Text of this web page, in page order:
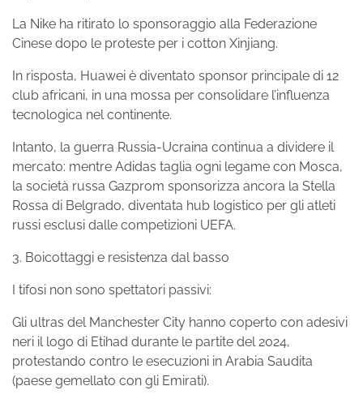
La Nike ha ritirato lo sponsoraggio alla Federazione
Cinese dopo le proteste per i cotton Xinjiang.
In risposta, Huawei è diventato sponsor principale di 12
club africani, in una mossa per consolidare l’influenza
tecnologica nel continente.
Intanto, la guerra Russia-Ucraina continua a dividere il
mercato: mentre Adidas taglia ogni legame con Mosca,
la società russa Gazprom sponsorizza ancora la Stella
Rossa di Belgrado, diventata hub logistico per gli atleti
russi esclusi dalle competizioni UEFA.
3. Boicottaggi e resistenza dal basso
I tifosi non sono spettatori passivi:
Gli ultras del Manchester City hanno coperto con adesivi
neri il logo di Etihad durante le partite del 2024,
protestando contro le esecuzioni in Arabia Saudita
(paese gemellato con gli Emirati).